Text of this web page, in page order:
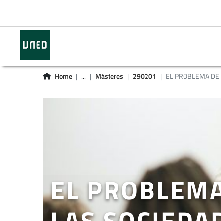
Home ... Másteres 290201 EL PROBLEMA DE
EL